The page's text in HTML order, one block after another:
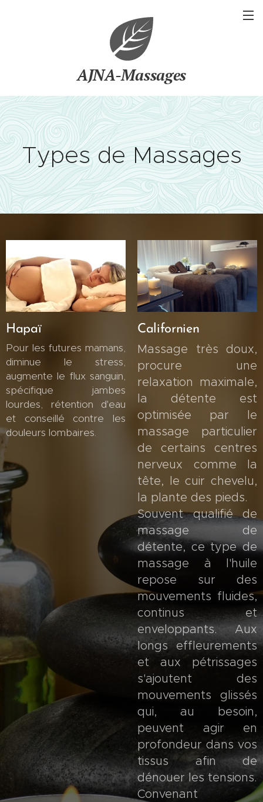
AJNA-Massages
Types de Massages
Hapaï
Pour les futures mamans,
diminue le stress,
augmente le flux sanguin,
spécifique jambes
lourdes, rétention d'eau
et conseillé contre les
douleurs lombaires.
Californien
Massage très doux,
procure une
relaxation maximale,
la détente est
optimisée par le
massage particulier
de certains centres
nerveux comme la
tête, le cuir chevelu,
la plante des pieds.
Souvent qualifié de
massage de
détente, ce type de
massage à l'huile
repose sur des
mouvements fluides,
continus et
enveloppants. Aux
longs effleurements
et aux pétrissages
s'ajoutent des
mouvements glissés
qui, au besoin,
peuvent agir en
profondeur dans vos
tissus afin de
dénouer les tensions.
Convenant